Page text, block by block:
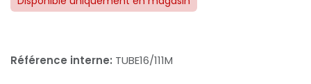
Référence interne: TUBE16/111M